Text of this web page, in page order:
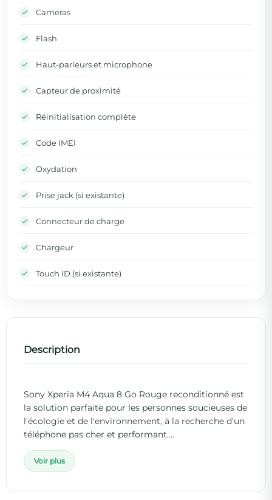
Cameras
Flash
Haut-parleurs et microphone
Capteur de proximité
Réinitialisation complète
Code IMEI
Oxydation
Prise jack (si existante)
Connecteur de charge
Chargeur
Touch ID (si existante)
Description
Sony Xperia M4 Aqua 8 Go Rouge reconditionné est
la solution parfaite pour les personnes soucieuses de
l'écologie et de l'environnement, à la recherche d'un
téléphone pas cher et performant....
Voir plus